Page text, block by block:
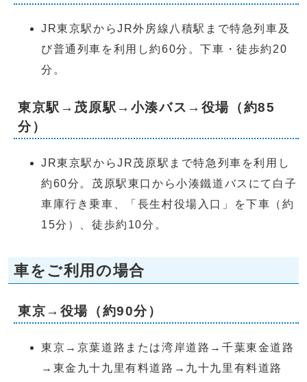
JR東京駅からJR外房線八積駅まで特急列車及
び普通列車を利用し約60分。下車・徒歩約20
分。
東京駅→茂原駅→小湊バス→役場（約85
分）
JR東京駅からJR茂原駅まで特急列車を利用し
約60分。茂原駅東口から小湊鐵道バスにて白子
車庫行き乗車、「長生村役場入口」を下車（約
15分）、徒歩約10分。
車をご利用の場合
東京→役場（約90分）
東京→京葉道路または湾岸道路→千葉東金道路
→東金九十九里有料道路→九十九里有料道路